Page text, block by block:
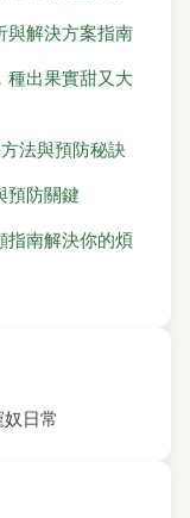
與解決方案指南
種出果實甜又大
法與預防秘訣
預防關鍵
指南解決你的煩
奴日常